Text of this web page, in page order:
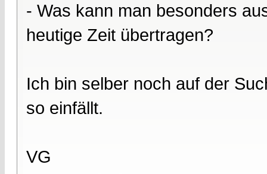
- Was kann man besonders
heutige Zeit übertragen?
Ich bin selber noch auf der
so einfällt.
VG